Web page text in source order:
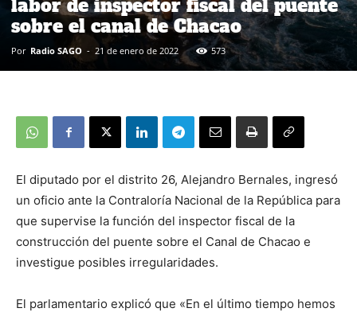
labor de inspector fiscal del puente
sobre el canal de Chacao
Por Radio SAGO - 21 de enero de 2022 573
El diputado por el distrito 26, Alejandro Bernales, ingresó
un oficio ante la Contraloría Nacional de la República para
que supervise la función del inspector fiscal de la
construcción del puente sobre el Canal de Chacao e
investigue posibles irregularidades.
El parlamentario explicó que «En el último tiempo hemos